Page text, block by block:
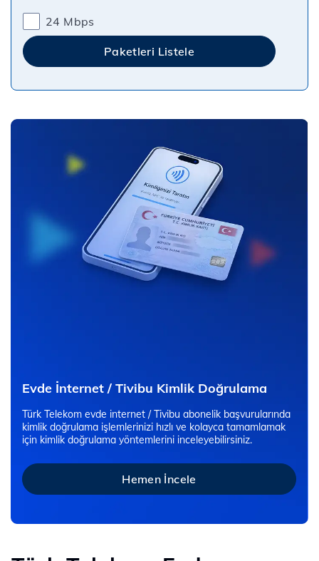
24 Mbps
Paketleri Listele
Evde İnternet / Tivibu Kimlik Doğrulama
Türk Telekom evde internet / Tivibu abonelik başvurularında
kimlik doğrulama işlemlerinizi hızlı ve kolayca tamamlamak
için kimlik doğrulama yöntemlerini inceleyebilirsiniz.
Hemen İncele